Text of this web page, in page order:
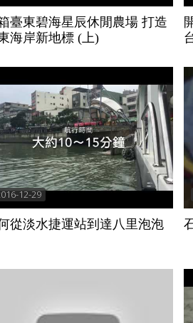
臺東碧海星辰休閒農場 打造
台東海岸新地標 (上)
12-29
從淡水捷運站到達八里泡泡